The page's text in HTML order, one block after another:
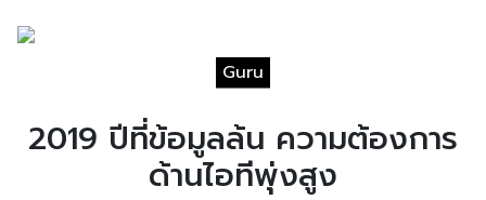
Guru
2019 ปีที่ข้อมูลล้น ความต้องการ
ด้านไอทีพุ่งสูง